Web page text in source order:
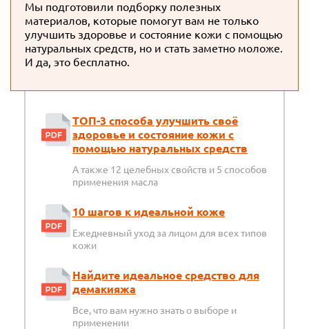
Мы подготовили подборку полезных
материалов, которые помогут вам не только
улучшить здоровье и состояние кожи с помощью
натуральных средств, но и стать заметно моложе.
И да, это бесплатно.
ТОП-3 способа улучшить своё
здоровье и состояние кожи с
помощью натуральных средств
А также 12 целебных свойств и 5 способов
применения масла
10 шагов к идеальной коже
Ежедневный уход за лицом для всех типов
кожи
Найдите идеальное средство для
демакияжа
Все, что вам нужно знать о выборе и
применении